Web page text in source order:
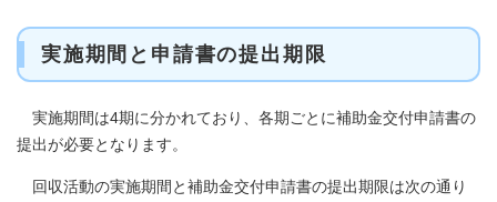
実施期間と申請書の提出期限
実施期間は4期に分かれており、各期ごとに補助金交付申請書の
提出が必要となります。
回収活動の実施期間と補助金交付申請書の提出期限は次の通り